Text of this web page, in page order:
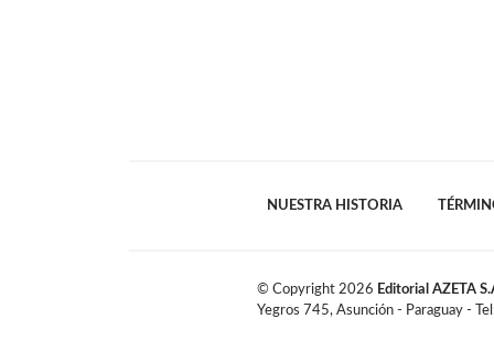
NUESTRA HISTORIA
© Copyright 2026 Editorial AZETA
Yegros 745, Asunción - Paraguay -